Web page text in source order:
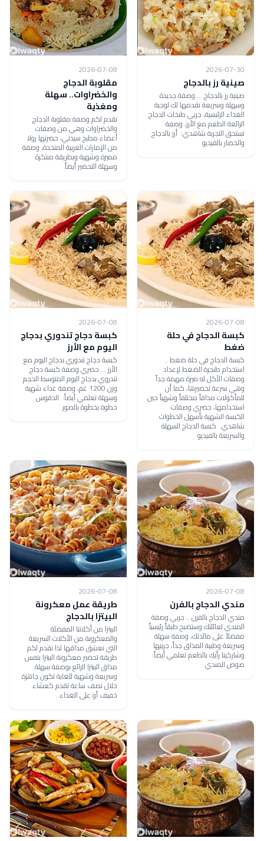
2026-07-30
صينية رز بالدجاج
صينية رز بالدجاج ... وصفة جديدة
وسهلة وسريعة نقدمها لك لوجبة
الغداء الرئيسية، جربي طبخات الدجاج
الرائعة الطعم مع الأرز، وصفة
تستحق التجربة شاهدي: أرز بالدجاج
والخضار بالفيديو
2026-07-08
مقلوبة الدجاج
والخضراوات.. سهلة
ومغذية
نقدم لكم وصفة مقلوبة الدجاج
والخضراوات وهي من وصفات
أعضاء مطبخ سيدتي، حضرتها رولا
من الإمارات العربية المتحدة، وصفة
مميزة وشهية وبطريقة مبتكرة
وسهلة التحضير أيضاً
2026-07-08
كبسة الدجاج في حلة
ضغط
كبسة الدجاج في حلة ضغط ..
استخدام طنجرة الضغط لإعداد
وصفات الأكل له ميزة مهمة جداً
وهي سرعة تحضيرها، كما أن
للمأكولات مذاقاً مختلفاً وشهياً حين
استخدامها، حضري وصفات
الكبسة الشهية بأسهل الخطوات
شاهدي: كبسة الدجاج السهلة
والسريعة بالفيديو
2026-07-08
كبسة دجاج تندوري بدجاج
اليوم مع الأرز
كبسة دجاج تندوري بدجاج اليوم مع
الأرز ... حضري وصفة كبسة دجاج
تندروي بدجاج اليوم المتوسط الحجم
وزن 1200 غم، وصفة غداء شهية
وسهلة تعلمي أيضاً: الدقوس
خطوة بخطوة بالصور
2026-07-08
مندي الدجاج بالفرن
مندي الدجاج بالفرن .. جربي وصفة
المندي لعائلتك وستصبح طبقاً رئيسياً
مفضلاً على مائدتك، وصفة سهلة
وسريعة وطيبة المذاق جداً، جربيها
وشاركينا رأيك بالطعم تعلمي أيضاً:
صوص المندي
2026-07-08
طريقة عمل معكرونة
البيتزا بالدجاج
البيتزا من أكلاتنا المفضلة
والمعكرونة من الأكلات السريعة
التي نعشق مذاقها لذا نقدم لكم
طريقة تحضير معكرونة البيتزا بنفس
مذاق البيتزا الرائع بوصفة سهلة
وسريعة وشهية للغاية تكون جاهزة
خلال نصف ساعة تقدم كعشاء
خفيف أو على الغداء .